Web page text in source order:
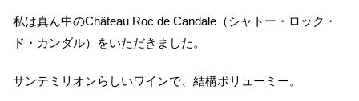
私は真ん中のChâteau Roc de Candale（シャトー・ロック・
ド・カンダル）をいただきました。
サンテミリオンらしいワインで、結構ボリューミー。